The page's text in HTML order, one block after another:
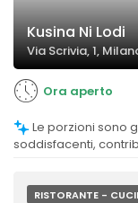
Kusina Ni Lodi
Via Scrivia, 1,
Ora aperto
soddisfacenti,
RISTORANTE -